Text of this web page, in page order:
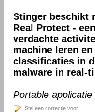
Stinger beschikt
Real Protect -
verdachte
machine leren
classificaties in
malware in real-
Portable applicatie
Stel een correctie voor